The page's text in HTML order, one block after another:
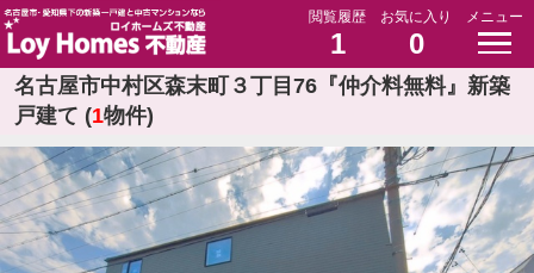
閲覧履歴
1
お気に入り
0
メニュー
名古屋市中村区森末町３丁目76『仲介料無料』新築
戸建て (1物件)